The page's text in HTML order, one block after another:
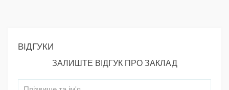
ВІДГУКИ
ЗАЛИШТЕ ВІДГУК ПРО ЗАКЛАД